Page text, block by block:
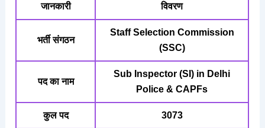
जानकारी विवरण
भर्ती संगठन
Staff Selection Commission
(SSC)
पद का नाम
Sub Inspector (SI) in Delhi
Police & CAPFs
कुल पद 3073